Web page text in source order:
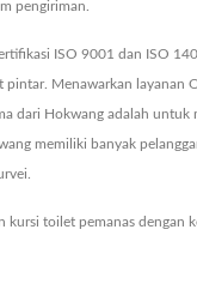
pengiriman.
ISO 9001 dan ISO
Menawarkan layanan
Hokwang adalah
memiliki banyak
toilet pemanas